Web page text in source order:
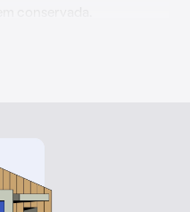
costumam fazer a alegria